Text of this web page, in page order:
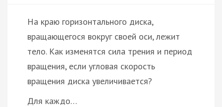
На краю горизонтального диска,
вращающегося вокруг своей оси, лежит
тело. Как изменятся сила трения и период
вращения, если угловая скорость
вращения диска увеличивается?
Для каждо…